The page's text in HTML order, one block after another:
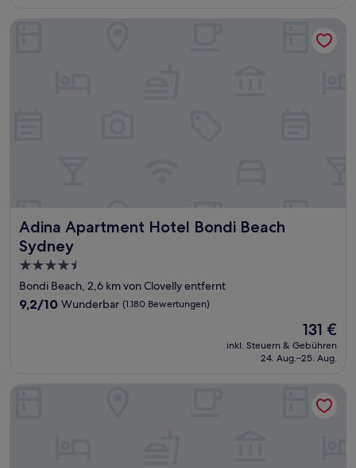
Adina Apartment Hotel Bondi Beach
Sydney
Adina Apartment Hotel Bondi Beach Sydney
4.5-
Sterne-
Unterkunft
Bondi Beach, 2,6 km von Clovelly entfernt
9.2
9,2/10 Wunderbar (1.180 Bewertungen)
Der
Preis
beträgt
131 €
inkl. Steuern & Gebühren
24. Aug.–25. Aug.
Adina Apartment Hotel Bondi Beach Sydney